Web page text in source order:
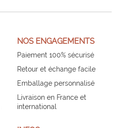
NOS ENGAGEMENTS
Paiement 100% sécurisé
Retour et échange facile
Emballage personnalisé
Livraison en France et
international